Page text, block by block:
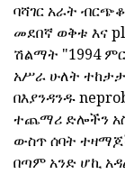
ባሻገር አራት
መደበኛ ወቅቱ እና
ሽልማት "1994
አሥራ ሁለት
በእያንዳንዱ
ተጨማሪ ድሎችን
ውስጥ ሰባት
በጣም አንድ ሆኪ